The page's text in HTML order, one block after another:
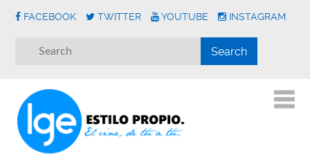
FACEBOOK TWITTER YOUTUBE INSTAGRAM